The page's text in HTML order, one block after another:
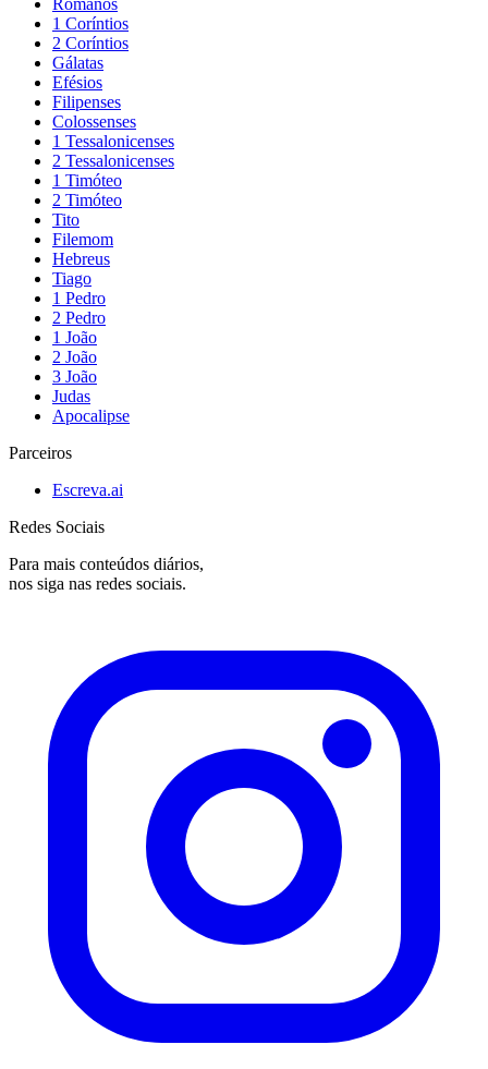
Romanos
1 Coríntios
2 Coríntios
Gálatas
Efésios
Filipenses
Colossenses
1 Tessalonicenses
2 Tessalonicenses
1 Timóteo
2 Timóteo
Tito
Filemom
Hebreus
Tiago
1 Pedro
2 Pedro
1 João
2 João
3 João
Judas
Apocalipse
Parceiros
Escreva.ai
Redes Sociais
Para mais conteúdos diários,
nos siga nas redes sociais.